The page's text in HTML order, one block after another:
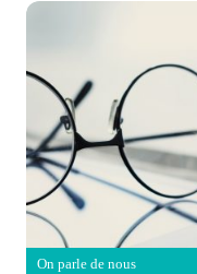
On parle de nous